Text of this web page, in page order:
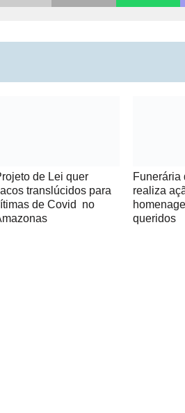
de Lei quer
translúcidos para
de Covid no
Funerária
realiza
queridos